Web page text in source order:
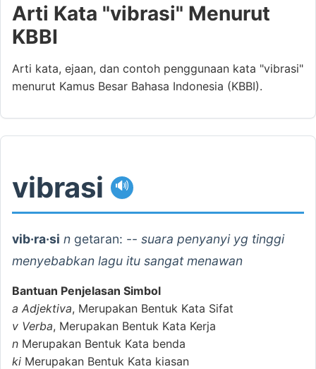
Arti Kata "vibrasi" Menurut
KBBI
Arti kata, ejaan, dan contoh penggunaan kata "vibrasi"
menurut Kamus Besar Bahasa Indonesia (KBBI).
vibrasi 🔊
vib·ra·si n getaran: -- suara penyanyi yg tinggi
menyebabkan lagu itu sangat menawan
Bantuan Penjelasan Simbol
a Adjektiva, Merupakan Bentuk Kata Sifat
v Verba, Merupakan Bentuk Kata Kerja
n Merupakan Bentuk Kata benda
ki Merupakan Bentuk Kata kiasan